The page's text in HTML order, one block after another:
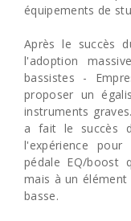
équipements de
Après le succès
l'adoption
bassistes -
proposer un
instruments
a fait le succès
l'expérience
pédale EQ/boost
mais à un élément
basse.